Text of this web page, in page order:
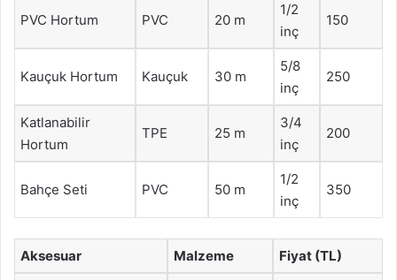
PVC Hortum PVC 20 m
1/2
inç
150
Kauçuk Hortum Kauçuk 30 m
5/8
inç
250
Katlanabilir
Hortum
TPE 25 m
3/4
inç
200
Bahçe Seti PVC 50 m
1/2
inç
350
Aksesuar Malzeme Fiyat (TL)